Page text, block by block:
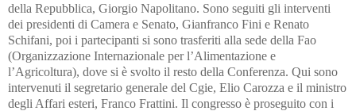
della Repubblica, Giorgio Napolitano. Sono seguiti gli interventi
dei presidenti di Camera e Senato, Gianfranco Fini e Renato
Schifani, poi i partecipanti si sono trasferiti alla sede della Fao
(Organizzazione Internazionale per l’Alimentazione e
l’Agricoltura), dove si è svolto il resto della Conferenza. Qui sono
intervenuti il segretario generale del Cgie, Elio Carozza e il ministro
degli Affari esteri, Franco Frattini. Il congresso è proseguito con i